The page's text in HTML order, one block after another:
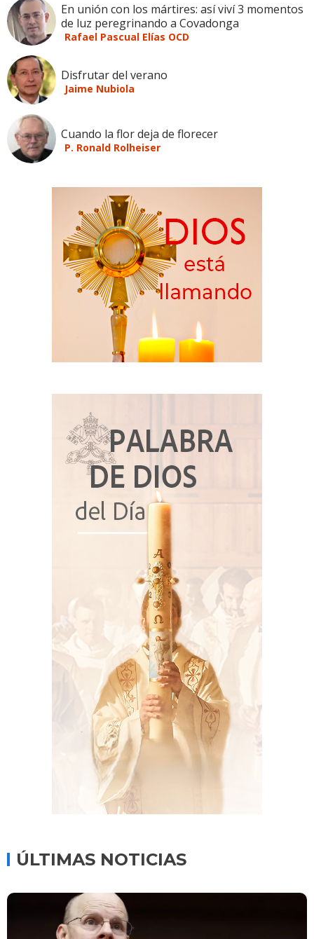
En unión con los mártires: así viví 3 momentos
de luz peregrinando a Covadonga
Rafael Pascual Elías OCD
Disfrutar del verano
Jaime Nubiola
Cuando la flor deja de florecer
P. Ronald Rolheiser
ÚLTIMAS NOTICIAS